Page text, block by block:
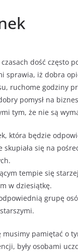
dość często
sprawia, iż dobra
ruchome godziny
pomysł na
tym, że nie są
która będzie
skupiała się na
tempie się
w dziesiątkę.
grupę
pamiętać o
były osobami